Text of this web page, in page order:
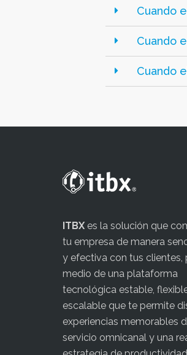
Cuando
Cuando
Cuando
ITBX es la solución que
tu empresa de manera
y efectiva con tus clientes,
medio de una plataforma
tecnológica estable,
escalable que te permite
experiencias memorables
servicio omnicanal y una